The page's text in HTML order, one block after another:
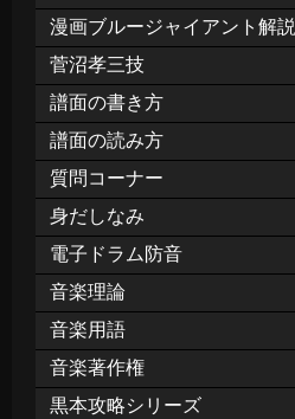
漫画ブルージャイアント解説
菅沼孝三技
譜面の書き方
譜面の読み方
質問コーナー
身だしなみ
電子ドラム防音
音楽理論
音楽用語
音楽著作権
黒本攻略シリーズ